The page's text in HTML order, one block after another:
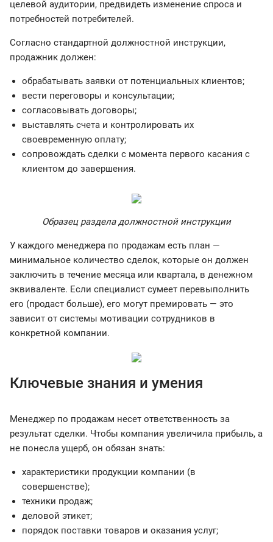
целевой аудитории, предвидеть изменение спроса и
потребностей потребителей.
Согласно стандартной должностной инструкции,
продажник должен:
обрабатывать заявки от потенциальных клиентов;
вести переговоры и консультации;
согласовывать договоры;
выставлять счета и контролировать их
своевременную оплату;
сопровождать сделки с момента первого касания с
клиентом до завершения.
Образец раздела должностной инструкции
У каждого менеджера по продажам есть план —
минимальное количество сделок, которые он должен
заключить в течение месяца или квартала, в денежном
эквиваленте. Если специалист сумеет перевыполнить
его (продаст больше), его могут премировать — это
зависит от системы мотивации сотрудников в
конкретной компании.
Ключевые знания и умения
Менеджер по продажам несет ответственность за
результат сделки. Чтобы компания увеличила прибыль, а
не понесла ущерб, он обязан знать:
характеристики продукции компании (в
совершенстве);
техники продаж;
деловой этикет;
порядок поставки товаров и оказания услуг;